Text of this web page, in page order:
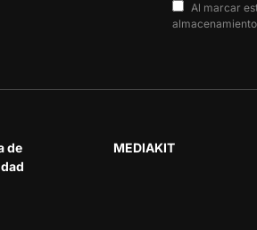
Al marcar
de
MEDIAKIT